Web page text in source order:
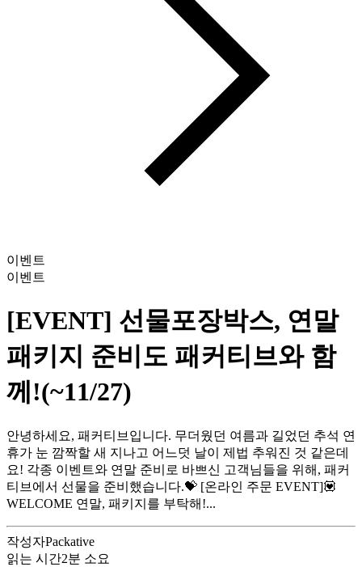
이벤트
이벤트
[EVENT] 선물포장박스, 연말
패키지 준비도 패커티브와 함
께!(~11/27)
안녕하세요, 패커티브입니다. 무더웠던 여름과 길었던 추석 연
휴가 눈 깜짝할 새 지나고 어느덧 날이 제법 추워진 것 같은데
요! 각종 이벤트와 연말 준비로 바쁘신 고객님들을 위해, 패커
티브에서 선물을 준비했습니다.💝 [온라인 주문 EVENT]💟
WELCOME 연말, 패키지를 부탁해!...
작성자Packative
읽는 시간2분 소요